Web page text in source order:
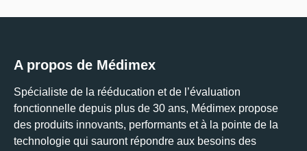
A propos de Médimex
Spécialiste de la rééducation et de l’évaluation
fonctionnelle depuis plus de 30 ans, Médimex propose
des produits innovants, performants et à la pointe de la
technologie qui sauront répondre aux besoins des